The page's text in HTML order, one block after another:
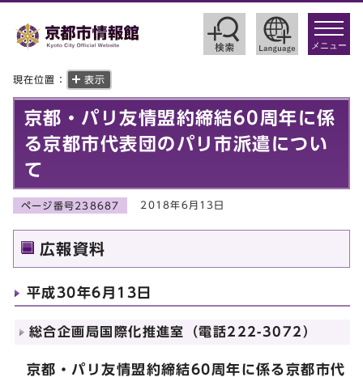
toggle
メニュー
現在位置： 表示
京都・パリ友情盟約締結60周年に係
る京都市代表団のパリ市派遣につい
て
ページ番号238687 2018年6月13日
広報資料
平成30年6月13日
総合企画局国際化推進室（電話222-3072）
京都・パリ友情盟約締結60周年に係る京都市代